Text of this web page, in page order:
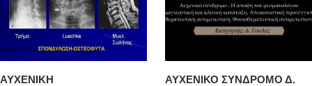
ΑΥΧΕΝΙΚΗ
ΑΥΧΕΝΙΚΟ ΣΥΝΔΡΟΜΟ Δ.